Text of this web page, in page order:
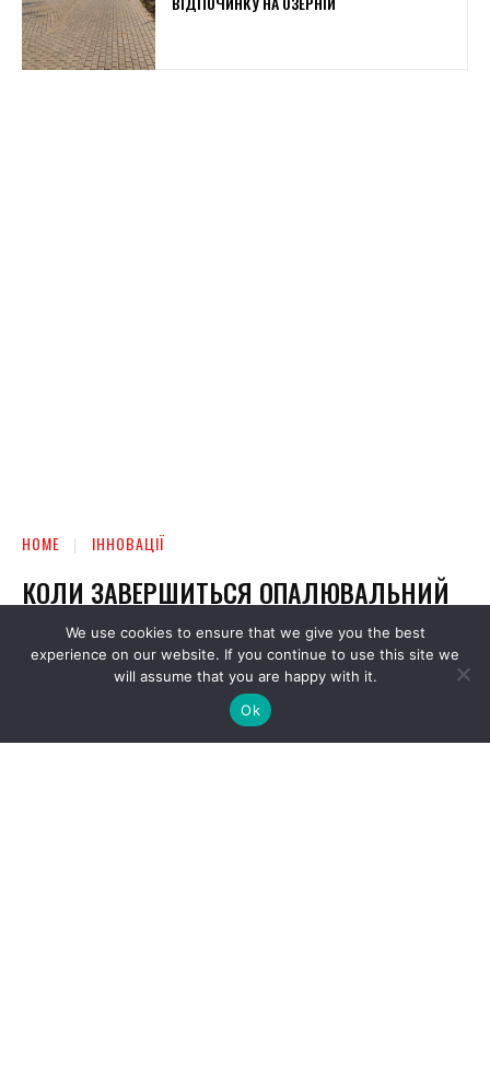
We use cookies to ensure that we give you the best
experience on our website. If you continue to use this site we
will assume that you are happy with it.
Ok